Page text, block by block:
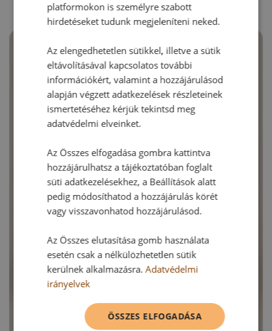
platformokon is személyre szabott
hirdetéseket tudunk megjeleníteni neked.
Az elengedhetetlen sütikkel, illetve a sütik
eltávolításával kapcsolatos további
információkért, valamint a hozzájárulásod
alapján végzett adatkezelések részleteinek
ismertetéséhez kérjük tekintsd meg
adatvédelmi elveinket.
Az Összes elfogadása gombra kattintva
hozzájárulhatsz a tájékoztatóban foglalt
süti adatkezelésekhez, a Beállítások alatt
pedig módosíthatod a hozzájárulás körét
vagy visszavonhatod hozzájárulásod.
Az Összes elutasítása gomb használata
esetén csak a nélkülözhetetlen sütik
kerülnek alkalmazásra.Adatvédelmi
irányelvek
ÖSSZES ELFOGADÁSA